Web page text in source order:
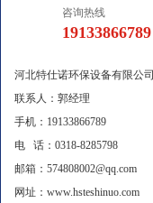
咨询热线
19133866789
河北特仕诺环保设备有限公司
联系人：郭经理
手机：19133866789
电 话：0318-8285798
邮箱：574808002@qq.com
网址：www.hsteshinuo.com